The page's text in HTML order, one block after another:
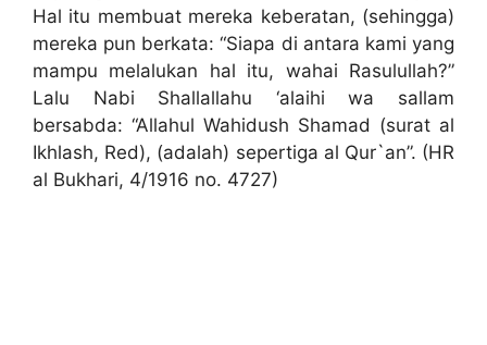
Hal itu membuat mereka keberatan, (sehingga)
mereka pun berkata: “Siapa di antara kami yang
mampu melalukan hal itu, wahai Rasulullah?”
Lalu Nabi Shallallahu ‘alaihi wa sallam
bersabda: “Allahul Wahidush Shamad (surat al
Ikhlash, Red), (adalah) sepertiga al Qur`an”. (HR
al Bukhari, 4/1916 no. 4727)